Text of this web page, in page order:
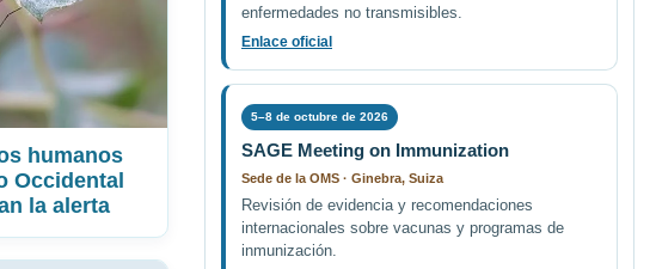
humanos
Occidental
la alerta
enfermedades no transmisibles.
Enlace oficial
5–8 de octubre de 2026
SAGE Meeting on Immunization
Sede de la OMS · Ginebra, Suiza
Revisión de evidencia y recomendaciones
internacionales sobre vacunas y programas de
inmunización.